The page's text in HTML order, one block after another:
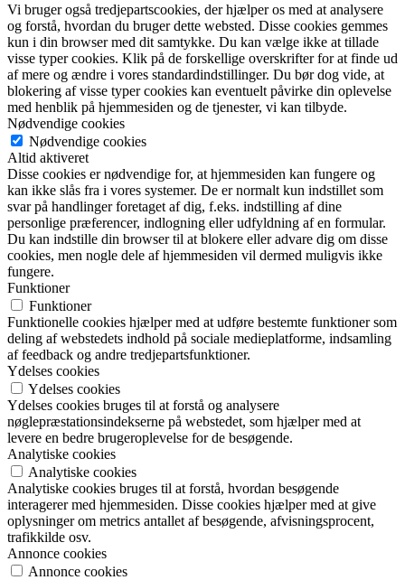
Vi bruger også tredjepartscookies, der hjælper os med at analysere
og forstå, hvordan du bruger dette websted. Disse cookies gemmes
kun i din browser med dit samtykke. Du kan vælge ikke at tillade
visse typer cookies. Klik på de forskellige overskrifter for at finde ud
af mere og ændre i vores standardindstillinger. Du bør dog vide, at
blokering af visse typer cookies kan eventuelt påvirke din oplevelse
med henblik på hjemmesiden og de tjenester, vi kan tilbyde.
Nødvendige cookies
Nødvendige cookies
Altid aktiveret
Disse cookies er nødvendige for, at hjemmesiden kan fungere og
kan ikke slås fra i vores systemer. De er normalt kun indstillet som
svar på handlinger foretaget af dig, f.eks. indstilling af dine
personlige præferencer, indlogning eller udfyldning af en formular.
Du kan indstille din browser til at blokere eller advare dig om disse
cookies, men nogle dele af hjemmesiden vil dermed muligvis ikke
fungere.
Funktioner
Funktioner
Funktionelle cookies hjælper med at udføre bestemte funktioner som
deling af webstedets indhold på sociale medieplatforme, indsamling
af feedback og andre tredjepartsfunktioner.
Ydelses cookies
Ydelses cookies
Ydelses cookies bruges til at forstå og analysere
nøglepræstationsindekserne på webstedet, som hjælper med at
levere en bedre brugeroplevelse for de besøgende.
Analytiske cookies
Analytiske cookies
Analytiske cookies bruges til at forstå, hvordan besøgende
interagerer med hjemmesiden. Disse cookies hjælper med at give
oplysninger om metrics antallet af besøgende, afvisningsprocent,
trafikkilde osv.
Annonce cookies
Annonce cookies